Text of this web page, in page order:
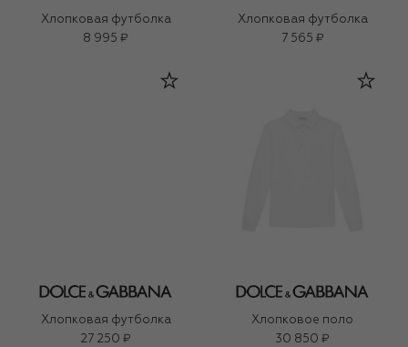
Хлопковая футболка
8 995 ₽
Хлопковая футболка
7 565 ₽
Хлопковая футболка
27 250 ₽
Хлопковое поло
30 850 ₽